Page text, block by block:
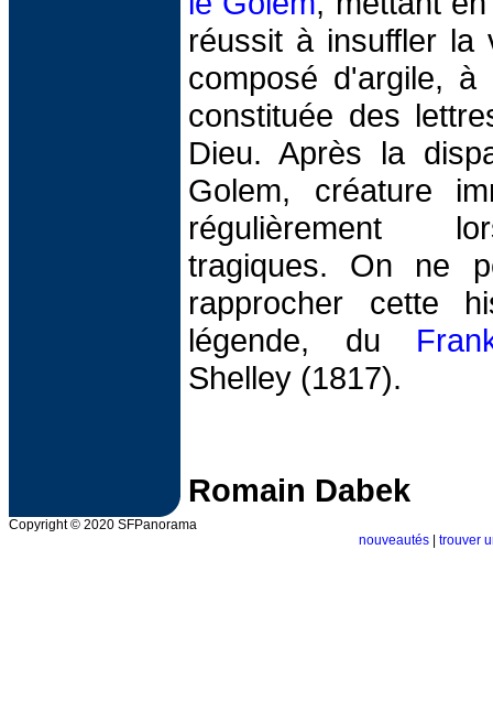
réussit à insuffler la
composé d'argile,
constituée des
Dieu. Après la
Golem, créature
régulièrement
tragiques. On ne
rapprocher cette
légende, du
Shelley (1817).
Romain Dabek
Copyright © 2020 SFPanorama
nouveautés
trouver